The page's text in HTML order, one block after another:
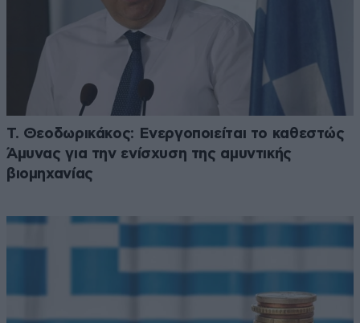
Τ. Θεοδωρικάκος: Ενεργοποιείται το καθεστώς
Άμυνας για την ενίσχυση της αμυντικής
βιομηχανίας